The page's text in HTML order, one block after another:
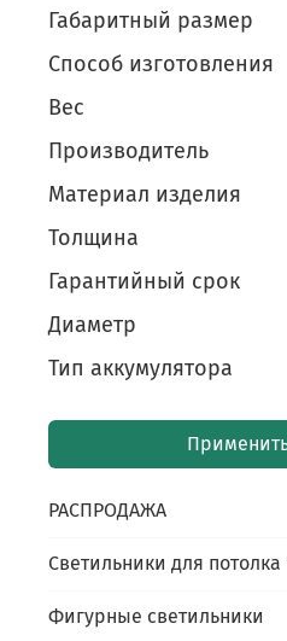
Габаритный размер
Способ изготовления
Вес
Производитель
Материал изделия
Толщина
Гарантийный срок
Диаметр
Тип аккумулятора
РАСПРОДАЖА
Светильники для
Фигурные светильники